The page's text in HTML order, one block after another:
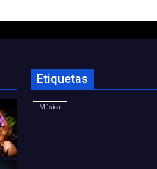
Etiquetas
Música